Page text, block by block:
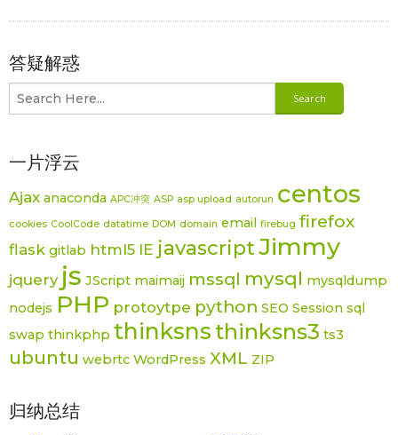
答疑解惑
一片浮云
Ajax anaconda APC冲突 ASP asp upload autorun centos
cookies CoolCode datatime DOM domain email firebug firefox
flask gitlab html5 IE javascriptJimmy
jquery js JScript maimaij mssql mysql mysqldump
nodejs PHP protoytpe python SEO Session sql
swap thinkphp thinksns thinksns3 ts3
ubuntu webrtc WordPress XML ZIP
归纳总结